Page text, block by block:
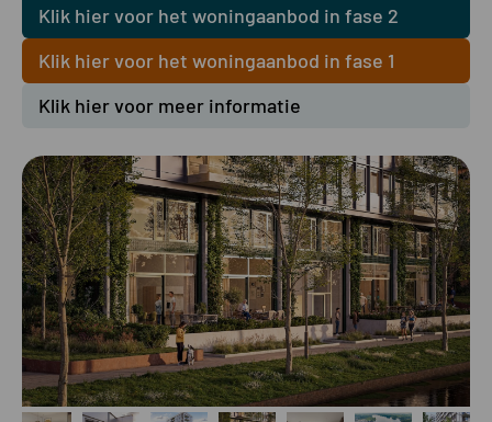
Klik hier voor het woningaanbod in fase 2
Klik hier voor het woningaanbod in fase 1
Klik hier voor meer informatie